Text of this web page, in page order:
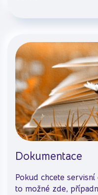
Dokumentace
Pokud chcete
to možné zde,